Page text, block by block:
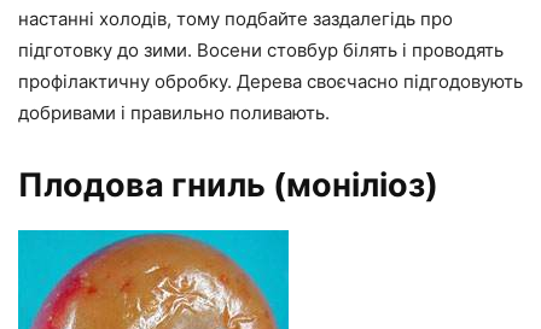
настанні холодів, тому подбайте заздалегідь про
підготовку до зими. Восени стовбур білять і проводять
профілактичну обробку. Дерева своєчасно підгодовують
добривами і правильно поливають.
Плодова гниль (моніліоз)